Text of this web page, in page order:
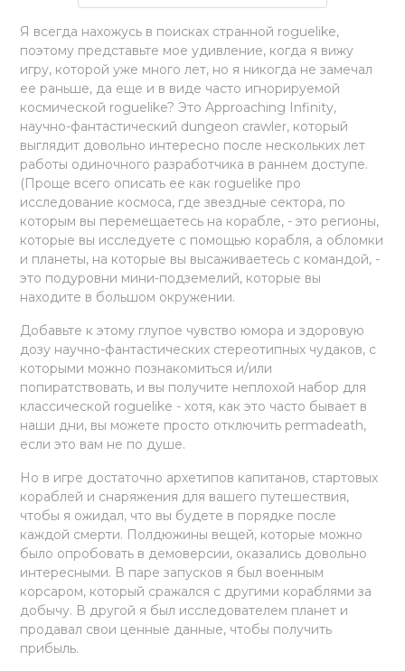
Я всегда нахожусь в поисках странной roguelike,
поэтому представьте мое удивление, когда я вижу
игру, которой уже много лет, но я никогда не замечал
ее раньше, да еще и в виде часто игнорируемой
космической roguelike? Это Approaching Infinity,
научно-фантастический dungeon crawler, который
выглядит довольно интересно после нескольких лет
работы одиночного разработчика в раннем доступе.
(Проще всего описать ее как roguelike про
исследование космоса, где звездные сектора, по
которым вы перемещаетесь на корабле, - это регионы,
которые вы исследуете с помощью корабля, а обломки
и планеты, на которые вы высаживаетесь с командой, -
это подуровни мини-подземелий, которые вы
находите в большом окружении.
Добавьте к этому глупое чувство юмора и здоровую
дозу научно-фантастических стереотипных чудаков, с
которыми можно познакомиться и/или
попиратствовать, и вы получите неплохой набор для
классической roguelike - хотя, как это часто бывает в
наши дни, вы можете просто отключить permadeath,
если это вам не по душе.
Но в игре достаточно архетипов капитанов, стартовых
кораблей и снаряжения для вашего путешествия,
чтобы я ожидал, что вы будете в порядке после
каждой смерти. Полдюжины вещей, которые можно
было опробовать в демоверсии, оказались довольно
интересными. В паре запусков я был военным
корсаром, который сражался с другими кораблями за
добычу. В другой я был исследователем планет и
продавал свои ценные данные, чтобы получить
прибыль.